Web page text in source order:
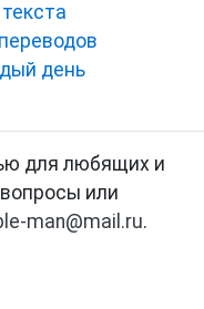
день
для любящих и
или
man@mail.ru.